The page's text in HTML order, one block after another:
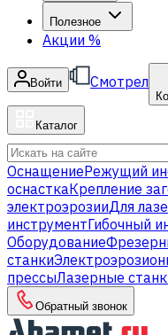
Полезное
Акции %
Войти Смотрел
Каталог
ОснащениеРежущий
оснасткаКрепление
электроэрозииДля
инструментГибочный
Оборудование
станки
прессыЛазерные
Обратный звонок